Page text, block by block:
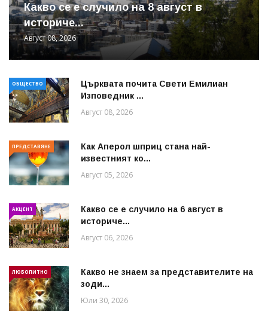
Какво се е случило на 8 август в
историче...
Август 08, 2026
ОБЩЕСТВО
Църквата почита Свeти Емилиан
Изповедник ...
Август 08, 2026
ПРЕДСТАВЯНЕ
Как Аперол шприц стана най-
известният ко...
Август 05, 2026
АКЦЕНТ
Какво се е случило на 6 август в
историче...
Август 06, 2026
ЛЮБОПИТНО
Какво не знаем за представителите на
зоди...
Юли 30, 2026